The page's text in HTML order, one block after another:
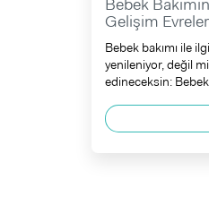
Bebek
Gelişim
Bebek bakımı ile
yenileniyor, değil
edineceksin: